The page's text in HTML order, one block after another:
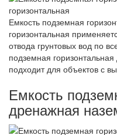
Емкость подземная
горизонтальная
отвода грунтовых вод по
подземная
подходит для объектов с
Емкость
дренажная